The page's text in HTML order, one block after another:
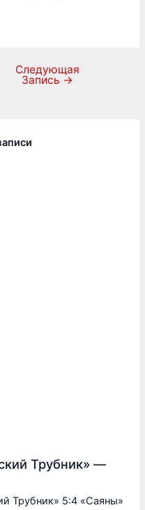
Следующая
Запись →
Трубник» —
Трубник» 5:4 «Саяны»